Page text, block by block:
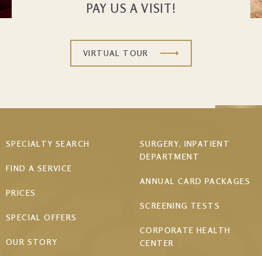
PAY US A VISIT!
VIRTUAL TOUR
Footer
SPECIALTY SEARCH
FIND A SERVICE
PRICES
SPECIAL OFFERS
OUR STORY
SURGERY, INPATIENT
DEPARTMENT
ANNUAL CARD PACKAGES
SCREENING TESTS
CORPORATE HEALTH
CENTER